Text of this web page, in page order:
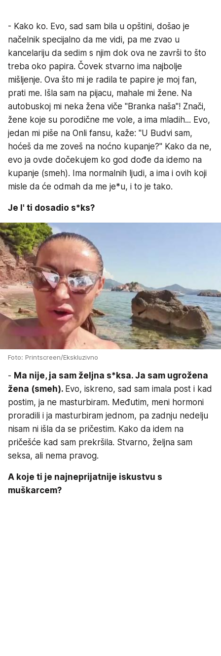
- Kako ko. Evo, sad sam bila u opštini, došao je
načelnik specijalno da me vidi, pa me zvao u
kancelariju da sedim s njim dok ova ne završi to što
treba oko papira. Čovek stvarno ima najbolje
mišljenje. Ova što mi je radila te papire je moj fan,
prati me. Išla sam na pijacu, mahale mi žene. Na
autobuskoj mi neka žena viče "Branka naša"! Znači,
žene koje su porodične me vole, a ima mladih... Evo,
jedan mi piše na Onli fansu, kaže: "U Budvi sam,
hoćeš da me zoveš na noćno kupanje?" Kako da ne,
evo ja ovde dočekujem ko god dođe da idemo na
kupanje (smeh). Ima normalnih ljudi, a ima i ovih koji
misle da će odmah da me je*u, i to je tako.
Je l' ti dosadio s*ks?
Foto: Printscreen/Ekskluzivno
- Ma nije, ja sam željna s*ksa. Ja sam ugrožena
žena (smeh). Evo, iskreno, sad sam imala post i kad
postim, ja ne masturbiram. Međutim, meni hormoni
proradili i ja masturbiram jednom, pa zadnju nedelju
nisam ni išla da se pričestim. Kako da idem na
pričešće kad sam prekršila. Stvarno, željna sam
seksa, ali nema pravog.
A koje ti je najneprijatnije iskustvu s
muškarcem?